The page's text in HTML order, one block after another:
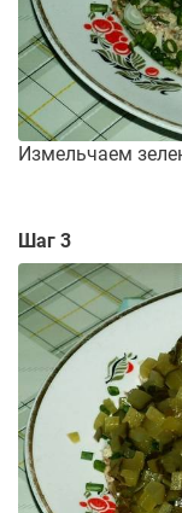
Измельчаем
Шаг 3